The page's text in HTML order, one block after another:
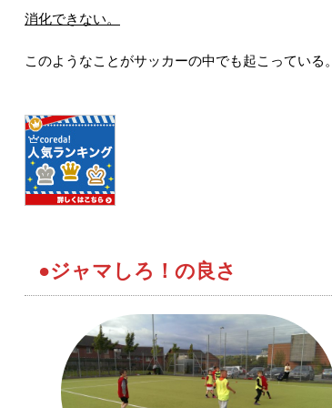
消化できない。
このようなことがサッカーの中でも起こっている。
●ジャマしろ！の良さ